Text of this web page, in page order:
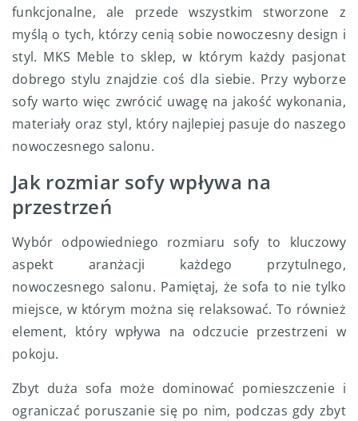
funkcjonalne, ale przede wszystkim stworzone z
myślą o tych, którzy cenią sobie nowoczesny design i
styl. MKS Meble to sklep, w którym każdy pasjonat
dobrego stylu znajdzie coś dla siebie. Przy wyborze
sofy warto więc zwrócić uwagę na jakość wykonania,
materiały oraz styl, który najlepiej pasuje do naszego
nowoczesnego salonu.
Jak rozmiar sofy wpływa na
przestrzeń
Wybór odpowiedniego rozmiaru sofy to kluczowy
aspekt aranżacji każdego przytulnego,
nowoczesnego salonu. Pamiętaj, że sofa to nie tylko
miejsce, w którym można się relaksować. To również
element, który wpływa na odczucie przestrzeni w
pokoju.
Zbyt duża sofa może dominować pomieszczenie i
ograniczać poruszanie się po nim, podczas gdy zbyt